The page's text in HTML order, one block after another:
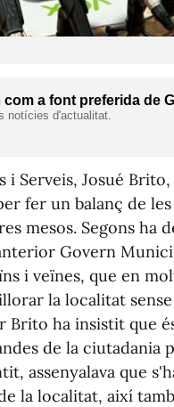
com a font preferida de
notícies d'actualitat.
Serveis, Josué
fer un balanç de
mesos. Segons ha
Govern
i veïnes, que en
la localitat
Brito ha insistit que
de la ciutadania
assenyalava que
la localitat, així